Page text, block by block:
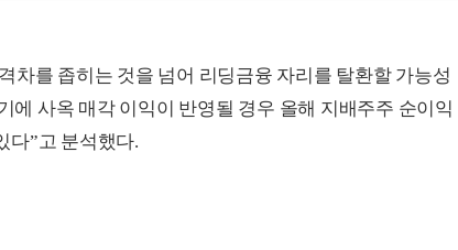
차를 좁히는 것을 넘어 리딩금융 자리를 탈환할 가능성
에 사옥 매각 이익이 반영될 경우 올해 지배주주 순이익
다”고 분석했다.